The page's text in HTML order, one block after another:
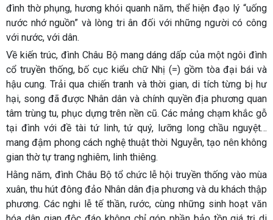
đình thờ phụng, hương khói quanh năm, thể hiện đạo lý “uống
nước nhớ nguồn” và lòng tri ân đối với những người có công
với nước, với dân.
Về kiến trúc, đình Châu Bộ mang dáng dấp của một ngôi đình
cổ truyền thống, bố cục kiểu chữ Nhị (=) gồm tòa đại bái và
hậu cung. Trải qua chiến tranh và thời gian, di tích từng bị hư
hại, song đã được Nhân dân và chính quyền địa phương quan
tâm trùng tu, phục dựng trên nền cũ. Các mảng chạm khắc gỗ
tại đình với đề tài tứ linh, tứ quý, lưỡng long chầu nguyệt…
mang đậm phong cách nghệ thuật thời Nguyễn, tạo nên không
gian thờ tự trang nghiêm, linh thiêng.
Hằng năm, đình Châu Bộ tổ chức lễ hội truyền thống vào mùa
xuân, thu hút đông đảo Nhân dân địa phương và du khách thập
phương. Các nghi lễ tế thần, rước, cùng những sinh hoạt văn